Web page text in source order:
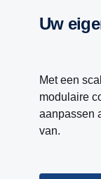
Uw
Met een
modulaire
aanpassen
van.